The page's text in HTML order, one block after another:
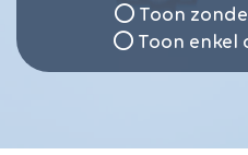
Toon
Toon enkel